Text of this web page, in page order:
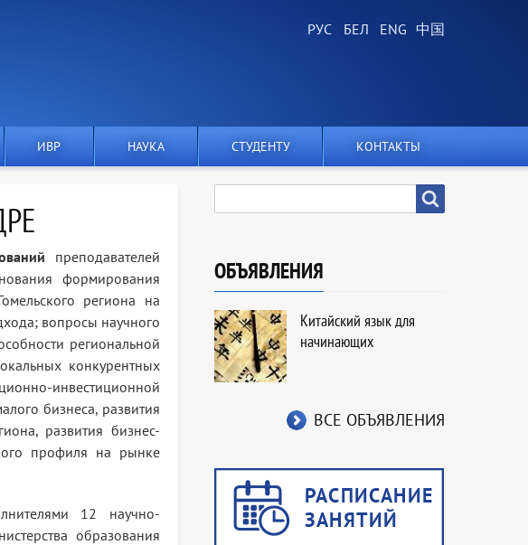
ИВР НАУКА СТУДЕНТУ КОНТАКТЫ
преподавателей
формирования
региона на
вопросы научного
региональной
конкурентных
инвестиционной
бизнеса, развития
развития бизнес-
профиля на рынке
12 научно-
образования
ОБЪЯВЛЕНИЯ
Китайский язык для
начинающих
ВСЕ ОБЪЯВЛЕНИЯ